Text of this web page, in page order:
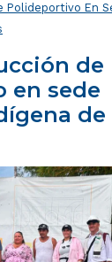
Polideportivo En
de
en sede
de